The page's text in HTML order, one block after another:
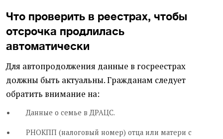
Что проверить в реестрах, чтобы
отсрочка продлилась
автоматически
Для автопродолжения данные в госреестрах
должны быть актуальны. Гражданам следует
обратить внимание на:
Данные о семье в ДРАЦС.
РНОКПП (налоговый номер) отца или матери с